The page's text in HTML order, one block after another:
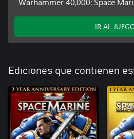
IR AL
Ediciones que contienen